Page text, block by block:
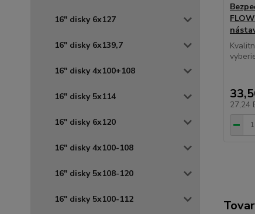
16" disky 6x127
16" disky 6x139,7
16" disky 4x100+108
16" disky 5x114
16" disky 6x120
16" disky 4x100-108
16" disky 5x108-120
16" disky 5x100-112
27,24